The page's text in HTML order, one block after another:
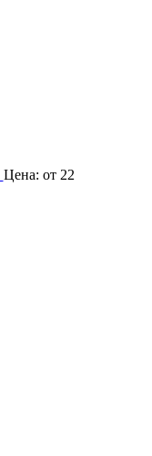
Цена: от 22